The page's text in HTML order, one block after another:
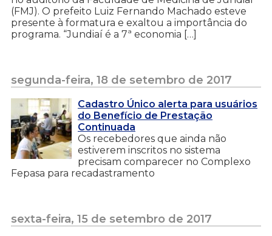
(FMJ). O prefeito Luiz Fernando Machado esteve
presente à formatura e exaltou a importância do
programa. “Jundiaí é a 7ª economia […]
segunda-feira, 18 de setembro de 2017
Cadastro Único alerta para usuários
do Benefício de Prestação
Continuada
Os recebedores que ainda não
estiverem inscritos no sistema
precisam comparecer no Complexo
Fepasa para recadastramento
sexta-feira, 15 de setembro de 2017